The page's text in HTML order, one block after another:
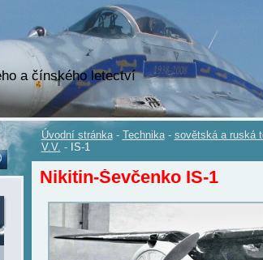
a čínského letectví
Úvodní stránka - Technika - sovětská a ruská
V.V. - IS-1
Nikitin-Ševčenko IS-1